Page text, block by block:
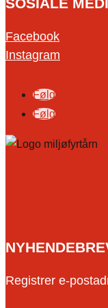
Facebook
Instagram
Følg
Følg
Registrer e-